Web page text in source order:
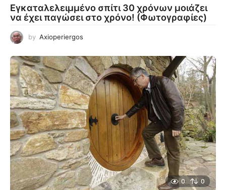
Εγκαταλελειμμένο σπίτι 30 χρόνων μοιάζει
να έχει παγώσει στο χρόνο! (Φωτογραφίες)
by Axioperiergos
0 0